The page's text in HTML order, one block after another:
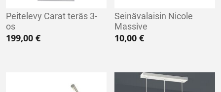
Peitelevy Carat teräs 3-
os
199,00 €
Seinävalaisin Nicole
Massive
10,00€